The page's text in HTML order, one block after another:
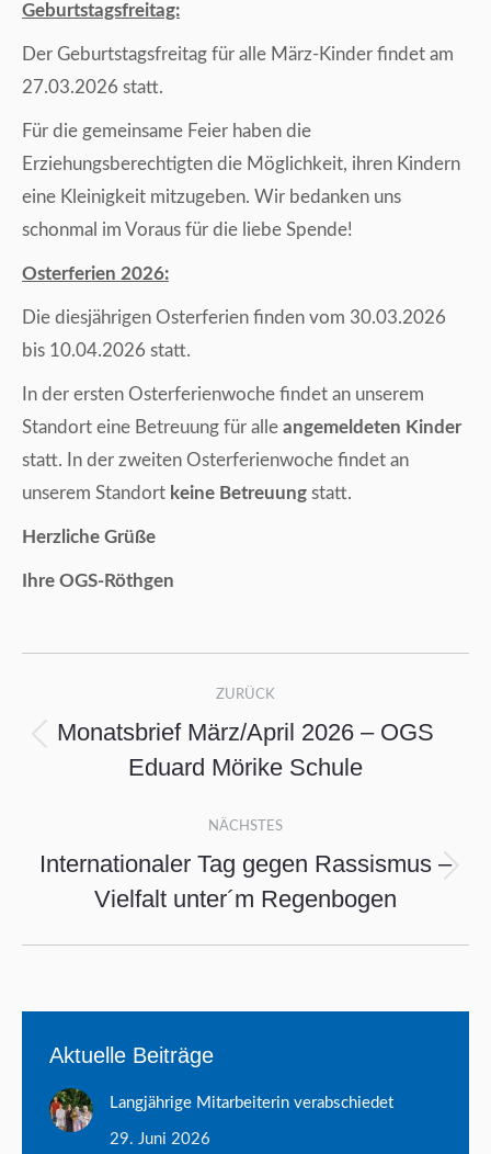
Geburtstagsfreitag:
Der Geburtstagsfreitag für alle März-Kinder findet am
27.03.2026 statt.
Für die gemeinsame Feier haben die
Erziehungsberechtigten die Möglichkeit, ihren Kindern
eine Kleinigkeit mitzugeben. Wir bedanken uns
schonmal im Voraus für die liebe Spende!
Osterferien 2026:
Die diesjährigen Osterferien finden vom 30.03.2026
bis 10.04.2026 statt.
In der ersten Osterferienwoche findet an unserem
Standort eine Betreuung für alle angemeldeten Kinder
statt. In der zweiten Osterferienwoche findet an
unserem Standort keine Betreuung statt.
Herzliche Grüße
Ihre OGS-Röthgen
ZURÜCK
Vorheriger
Beitrag:
Monatsbrief März/April 2026 – OGS
Eduard Mörike Schule
NÄCHSTES
Nächster
Beitrag:
Internationaler Tag gegen Rassismus –
Vielfalt unter´m Regenbogen
Aktuelle Beiträge
Langjährige Mitarbeiterin verabschiedet
29. Juni 2026